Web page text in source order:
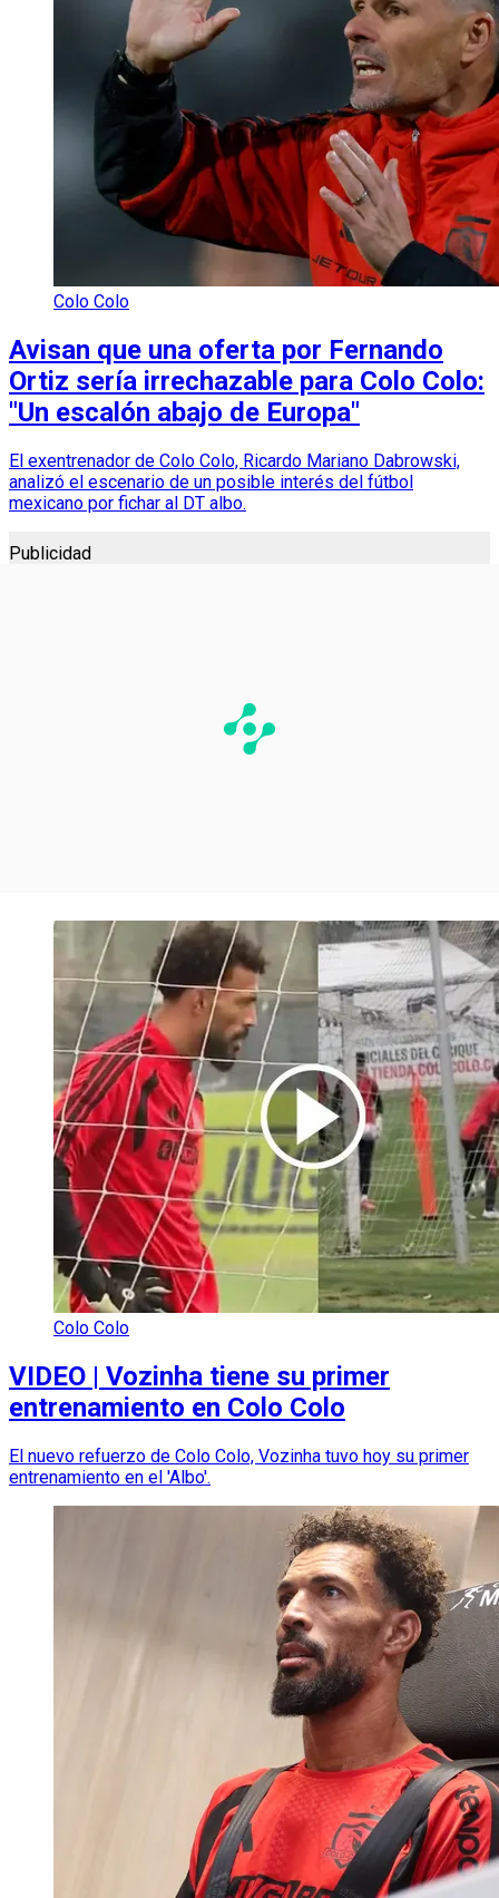
Colo Colo
Avisan que una oferta por Fernando
Ortiz sería irrechazable para Colo Colo:
"Un escalón abajo de Europa"
El exentrenador de Colo Colo, Ricardo Mariano Dabrowski,
analizó el escenario de un posible interés del fútbol
mexicano por fichar al DT albo.
Publicidad
Colo Colo
VIDEO | Vozinha tiene su primer
entrenamiento en Colo Colo
El nuevo refuerzo de Colo Colo, Vozinha tuvo hoy su primer
entrenamiento en el 'Albo'.